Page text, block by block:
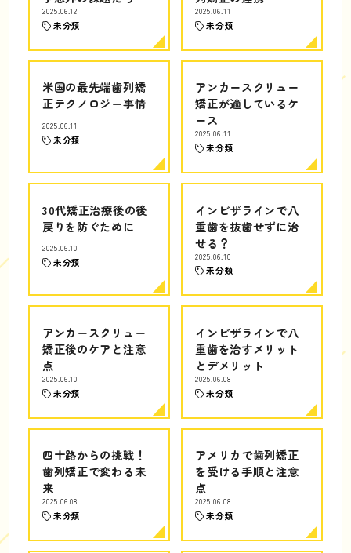
2025.06.12
未分類
2025.06.11
未分類
米国の最先端歯列矯
正テクノロジー事情
2025.06.11
未分類
アンカースクリュー
矯正が適しているケ
ース
2025.06.11
未分類
30代矯正治療後の後
戻りを防ぐために
2025.06.10
未分類
インビザラインで八
重歯を抜歯せずに治
せる？
2025.06.10
未分類
アンカースクリュー
矯正後のケアと注意
点
2025.06.10
未分類
インビザラインで八
重歯を治すメリット
とデメリット
2025.06.08
未分類
四十路からの挑戦！
歯列矯正で変わる未
来
2025.06.08
未分類
アメリカで歯列矯正
を受ける手順と注意
点
2025.06.08
未分類